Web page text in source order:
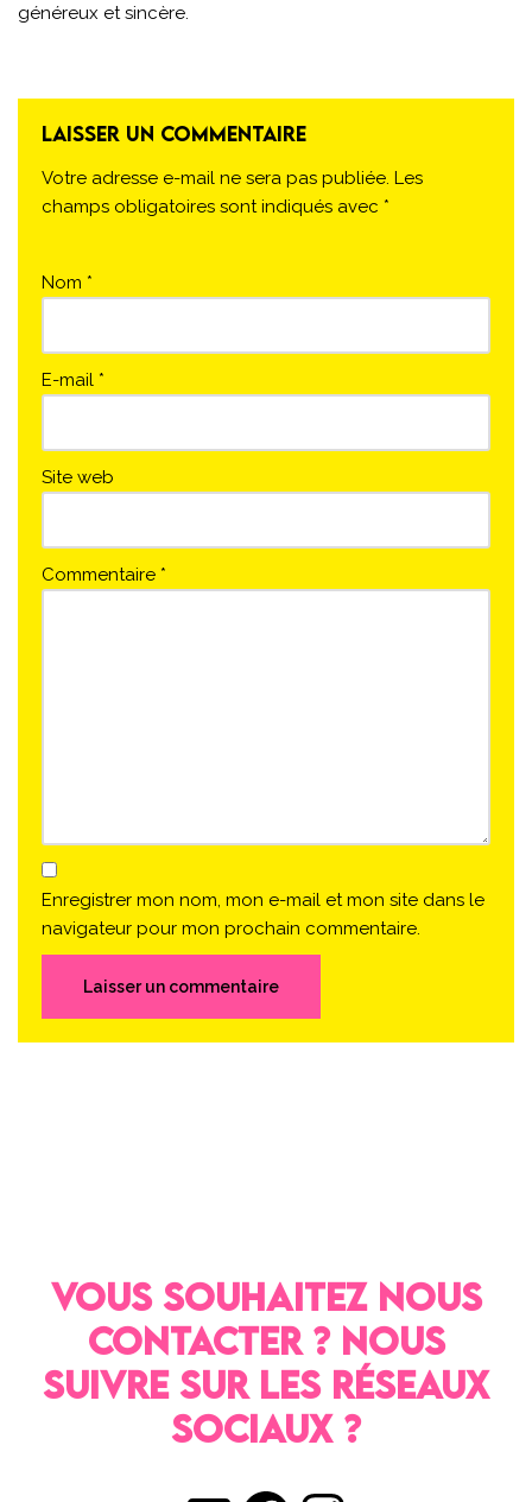
généreux et sincère.
laisser un commentaire
Votre adresse e-mail ne sera pas publiée. Les
champs obligatoires sont indiqués avec *
Nom *
E-mail *
Site web
Commentaire *
Enregistrer mon nom, mon e-mail et mon site dans le
navigateur pour mon prochain commentaire.
VOUS SOUHAITEZ NOUS
CONTACTER ? NOUS
SUIVRE SUR LES RÉSEAUX
SOCIAUX ?